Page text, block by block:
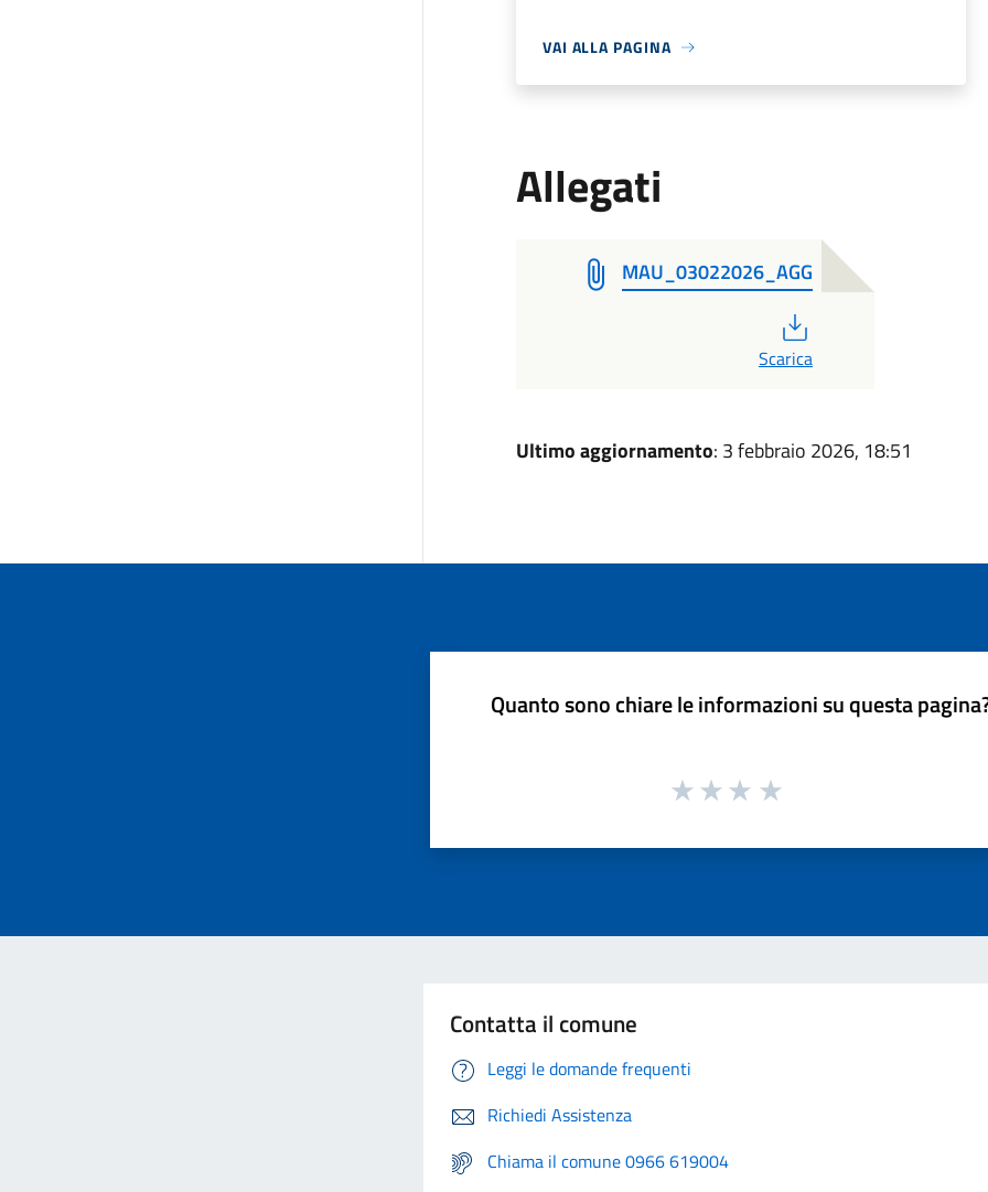
VAI ALLA PAGINA
Allegati
MAU_03022026_AGG
Scarica
Ultimo aggiornamento: 3 febbraio 2026, 18:51
Quanto sono chiare le informazioni su questa
Contatta il comune
Leggi le domande frequenti
Richiedi Assistenza
Chiama il comune 0966 619004